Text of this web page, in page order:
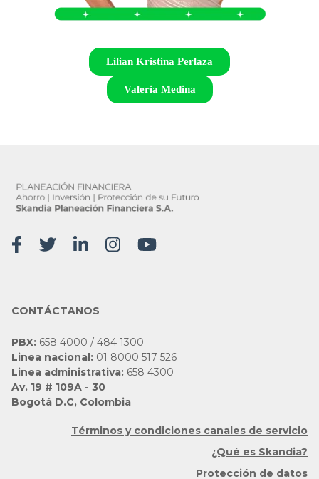
Lilian Kristina Perlaza
Valeria Medina
CONTÁCTANOS
PBX: 658 4000 / 484 1300
Linea nacional: 01 8000 517 526
Linea administrativa: 658 4300
Av. 19 # 109A - 30
Bogotá D.C, Colombia
Términos y condiciones canales de servicio
¿Qué es Skandia?
Protección de datos